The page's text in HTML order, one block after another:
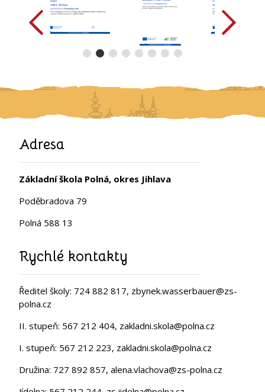
Adresa
Základní škola Polná, okres Jihlava
Poděbradova 79
Polná 588 13
Rychlé kontakty
Ředitel školy: 724 882 817, zbynek.wasserbauer@zs-
polna.cz
II. stupeň: 567 212 404, zakladni.skola@polna.cz
I. stupeň: 567 212 223, zakladni.skola@polna.cz
Družina: 727 892 857, alena.vlachova@zs-polna.cz